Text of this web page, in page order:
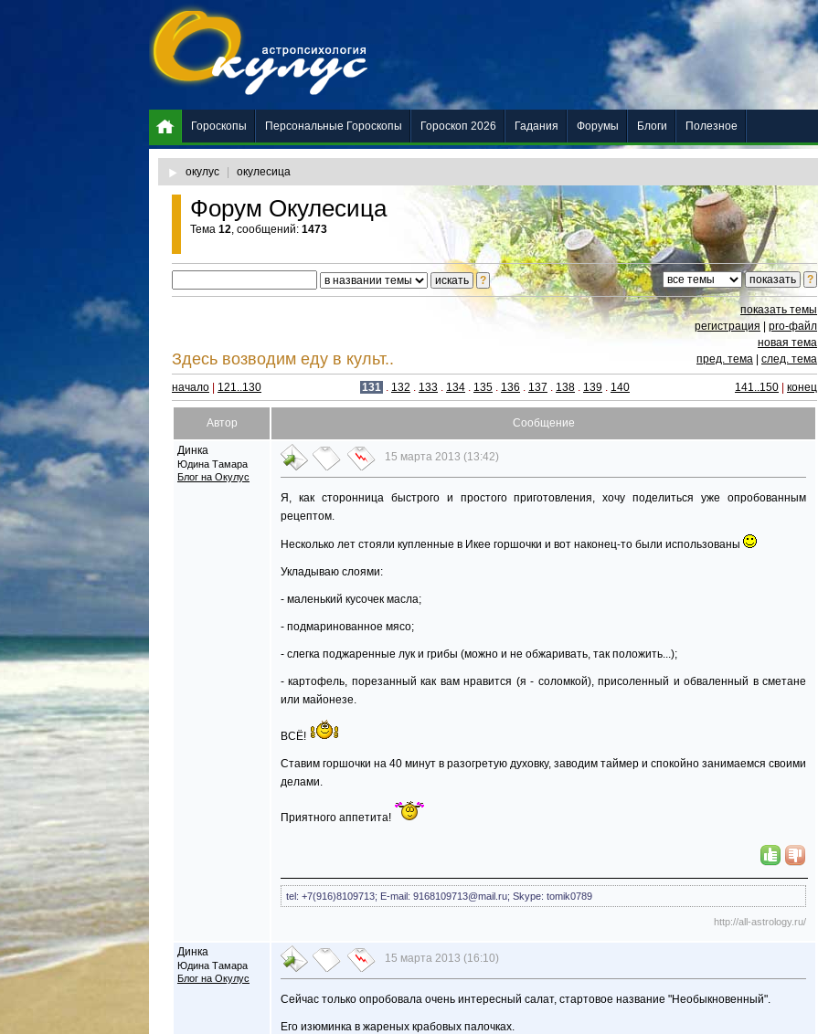
окулус окулесица
Форум Окулесица
Тема 12, сообщений: 1473
Здесь возводим еду в культ..
показать темы
регистрация
pro-файл
новая тема
пред. тема
след. тема
начало 121..130 131 . 132 . 133 . 134 . 135 . 136 . 137 . 138 . 139 . 140 141..150 конец
Автор Сообщение
Динка
Юдина Тамара
Блог на Окулус
15 марта 2013 (13:42)
Я, как сторонница быстрого и простого приготовления, хочу поделиться уже опробованным
рецептом.
Несколько лет стояли купленные в Икее горшочки и вот наконец-то были использованы
Укладываю слоями:
- маленький кусочек масла;
- подмаринованное мясо;
- слегка поджаренные лук и грибы (можно и не обжаривать, так положить...);
- картофель, порезанный как вам нравится (я - соломкой), присоленный и обваленный в сметане
или майонезе.
ВСЁ!
Ставим горшочки на 40 минут в разогретую духовку, заводим таймер и спокойно занимаемся своими
делами.
Приятного аппетита!
tel: +7(916)8109713; E-mail: 9168109713@mail.ru; Skype: tomik0789
http://all-astrology.ru/
Динка
Юдина Тамара
Блог на Окулус
15 марта 2013 (16:10)
Сейчас только опробовала очень интересный салат, стартовое название "Необыкновенный".
Его изюминка в жареных крабовых палочках.
Гороскопы Персональные Гороскопы Гороскоп 2026 Гадания Форумы Блоги Полезное